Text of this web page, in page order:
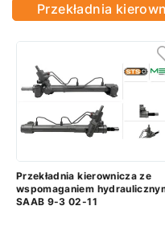
Przekładnia
Przekładnia kierownicza ze
wspomaganiem
SAAB 9-3 02-11